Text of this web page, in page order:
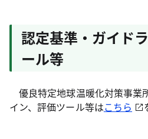
認定基準・ガイド
ール等
優良特定地球温暖化対策事業
イン、評価ツール等はこちら